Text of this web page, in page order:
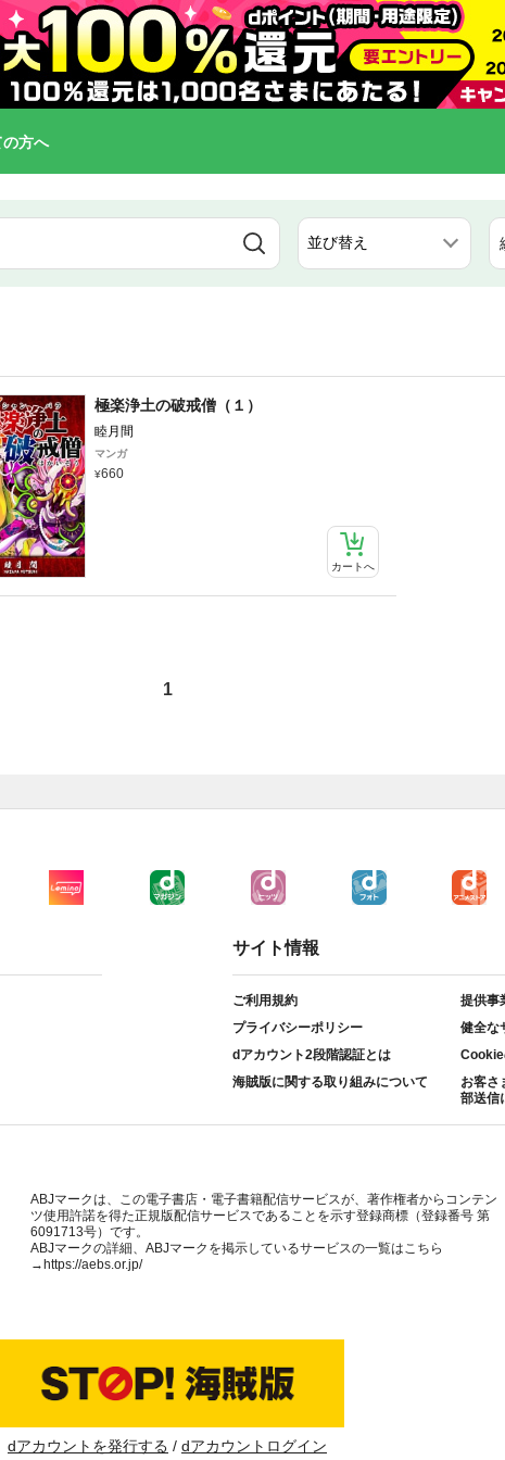
の方へ
極楽浄土の破戒僧（１）
睦月間
マンガ
660
カートへ
1
サイト情報
ご利用規約
提供事
プライバシーポリシー
健全な
dアカウント2段階認証とは
Cookie
海賊版に関する取り組みについて
お客さ
部送信
ABJマークは、この電子書店・電子書籍配信サービスが、著作権者からコンテン
ツ使用許諾を得た正規版配信サービスであることを示す登録商標（登録番号 第
6091713号）です。
ABJマークの詳細、ABJマークを掲示しているサービスの一覧はこちら
→https://aebs.or.jp/
dアカウントを発行する dアカウントログイン